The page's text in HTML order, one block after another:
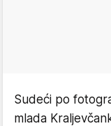
Sudeći po
mlada